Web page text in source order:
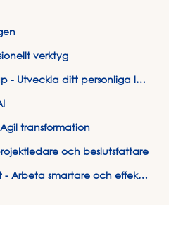
verktyg
Grundkurs i Ledarskap - Utveckla ditt personliga ledarskap
transformation
och beslutsfattare
Microsoft 365 Copilot - Arbeta smartare och effektivare med AI